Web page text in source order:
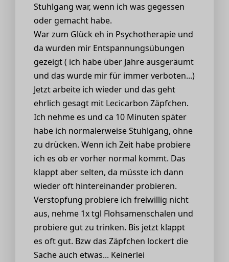
Stuhlgang war, wenn ich was gegessen
oder gemacht habe.
War zum Glück eh in Psychotherapie und
da wurden mir Entspannungsübungen
gezeigt ( ich habe über Jahre ausgeräumt
und das wurde mir für immer verboten...)
Jetzt arbeite ich wieder und das geht
ehrlich gesagt mit Lecicarbon Zäpfchen.
Ich nehme es und ca 10 Minuten später
habe ich normalerweise Stuhlgang, ohne
zu drücken. Wenn ich Zeit habe probiere
ich es ob er vorher normal kommt. Das
klappt aber selten, da müsste ich dann
wieder oft hintereinander probieren.
Verstopfung probiere ich freiwillig nicht
aus, nehme 1x tgl Flohsamenschalen und
probiere gut zu trinken. Bis jetzt klappt
es oft gut. Bzw das Zäpfchen lockert die
Sache auch etwas... Keinerlei